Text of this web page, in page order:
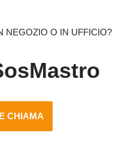
NEGOZIO O IN UFFICIO?
CHIAMA